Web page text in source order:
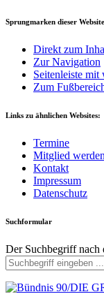
Sprungmarken dieser Website
Direkt zum
Zur Navigation
Seitenleiste
Zum
Links zu ähnlichen Websites:
Termine
Mitglied werden
Kontakt
Impressum
Datenschutz
Suchformular
Der Suchbegriff nach